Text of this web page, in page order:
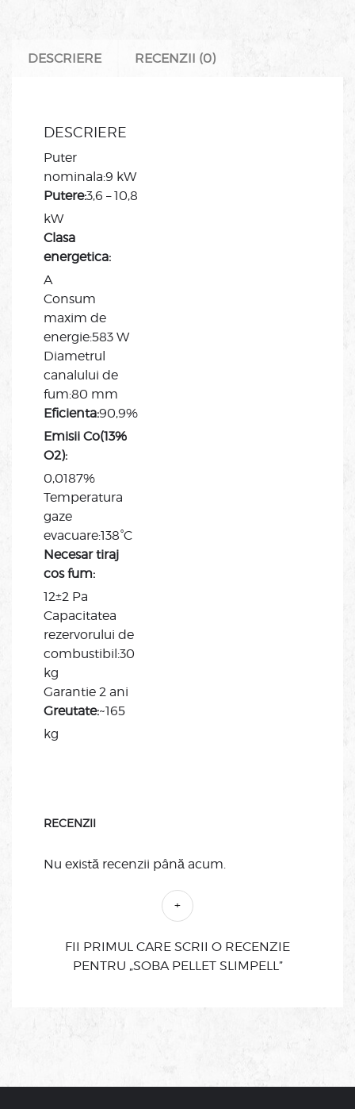
DESCRIERE RECENZII (0)
DESCRIERE
Puter
nominala:9 kW
Putere:3,6 – 10,8
kW
Clasa
energetica:
A
Consum
maxim de
energie:583 W
Diametrul
canalului de
fum:80 mm
Eficienta:90,9%
Emisii Co(13%
O2):
0,0187%
Temperatura
gaze
evacuare:138°C
Necesar tiraj
cos fum:
12±2 Pa
Capacitatea
rezervorului de
combustibil:30
kg
Garantie 2 ani
Greutate:~165
kg
RECENZII
Nu există recenzii până acum.
FII PRIMUL CARE SCRII O RECENZIE
PENTRU „SOBA PELLET SLIMPELL”